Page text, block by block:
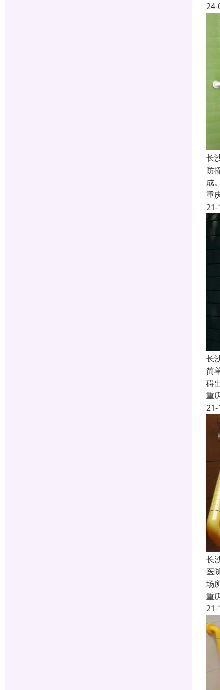
24-
长
防
成
重
21-
长
简
碍
重
21-
长
医
场
重
21-